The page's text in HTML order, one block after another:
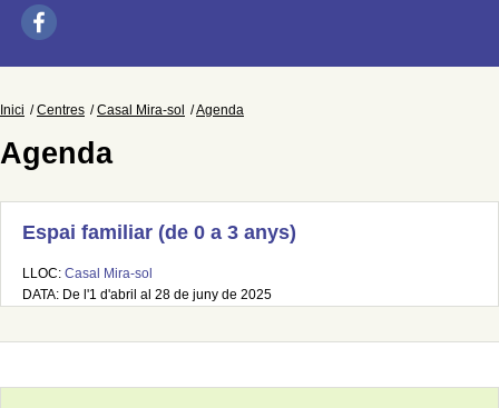
Inici Centres Casal Mira-sol Agenda
Agenda
Espai familiar (de 0 a 3 anys)
LLOC: Casal Mira-sol
DATA: De l'1 d'abril al 28 de juny de 2025